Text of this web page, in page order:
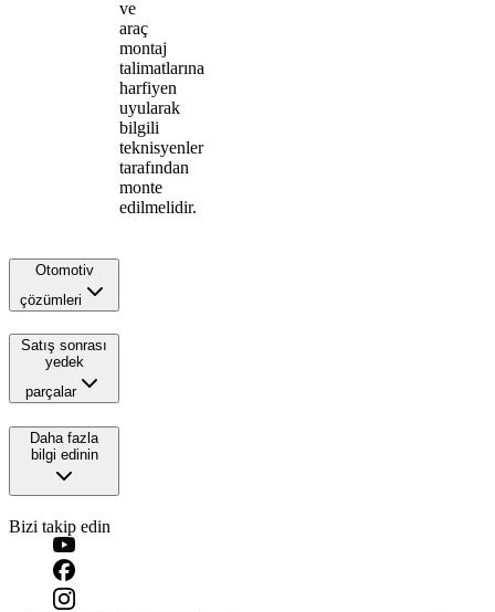
ve
araç
montaj
talimatlarına
harfiyen
uyularak
bilgili
teknisyenler
tarafından
monte
edilmelidir.
Otomotiv
çözümleri
Satış sonrası
yedek
parçalar
Daha fazla
bilgi edinin
Bizi takip edin